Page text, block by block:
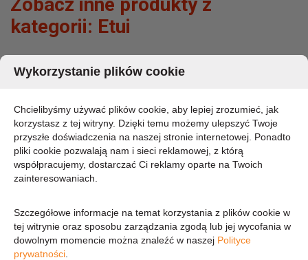
kategorii: Etui
NILLKIN SUPER FROSTED SHIELD - ETUI
SAMSUNG GALAXY S10+ (BLACK)
MARKA:
KOD PRODUKTU:
S10P-71695
DOSTĘPNOŚĆ:
CHWILOWO BRAK - PROSZĘ PYTAĆ
30,39 zł
24,71 zł (cena netto)
Wykorzystanie plików cookie
Chcielibyśmy używać plików cookie, aby lepiej zrozumieć, jak
korzystasz z tej witryny. Dzięki temu możemy ulepszyć Twoje
przyszłe doświadczenia na naszej stronie internetowej. Ponadto
pliki cookie pozwalają nam i sieci reklamowej, z którą
współpracujemy, dostarczać Ci reklamy oparte na Twoich
zainteresowaniach.
Szczegółowe informacje na temat korzystania z plików cookie w
tej witrynie oraz sposobu zarządzania zgodą lub jej wycofania w
dowolnym momencie można znaleźć w naszej Polityce
prywatności